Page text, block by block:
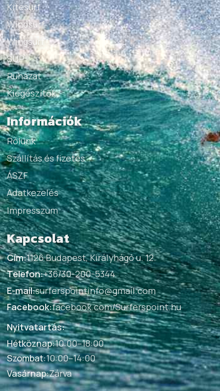
Kitesurf
Windsurf
Wingsurf
SUP
Ruházat
Kiegészítők
Információk
Rólunk
Szállítás és fizetés
ÁSZF
Adatkezelés
Impresszum
Kapcsolat
Cím:1126 Budapest, Királyhágó u. 12.
Telefon:+36/30-200-5344
E-mail:surferspointinfo@gmail.com
Facebook:facebook.com/Surferspoint.hu
Nyitvatartás:
Hétköznap:10:00–18:00
Szombat:10:00–14:00
Vasárnap:Zárva